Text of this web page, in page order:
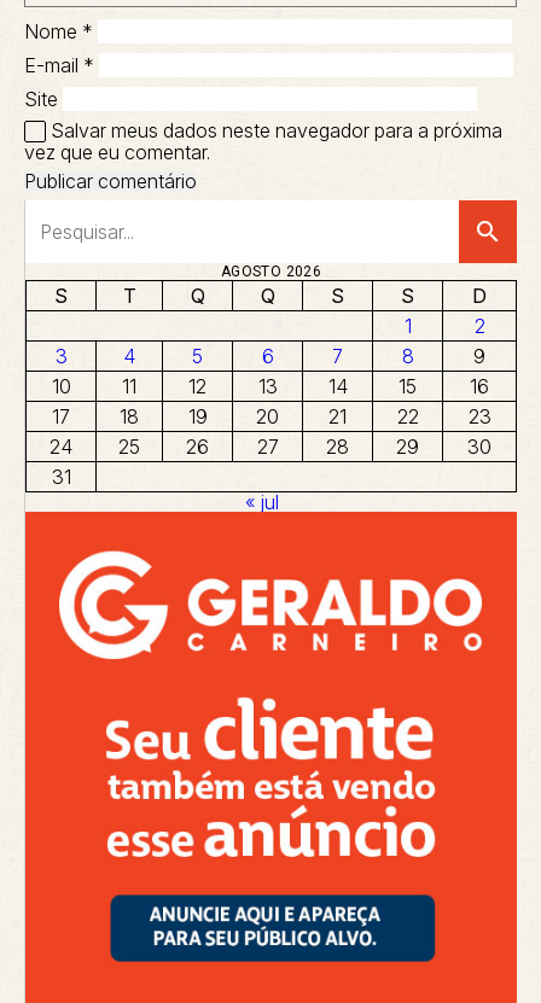
Nome *
E-mail *
Site
Salvar meus dados neste navegador para a próxima
vez que eu comentar.
search
AGOSTO 2026
S T Q Q S S
D
1
2
3
4 5 6 7 8
9
10
11 12 13 14 15
16
17
18 19 20 21 22
23
24
25 26 27 28 29
30
31
« jul